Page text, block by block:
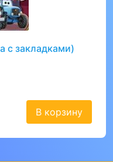
с закладками)
В корзину